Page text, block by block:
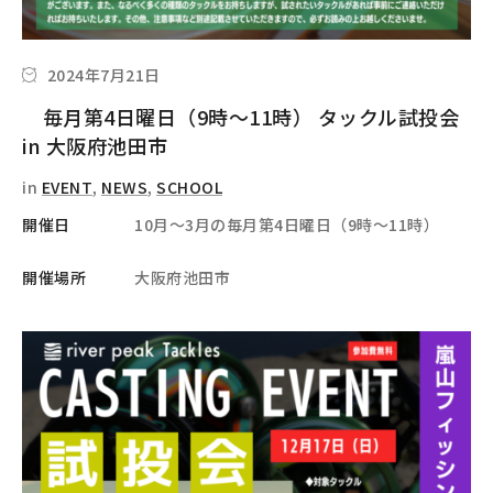
2024年7月21日
毎月第4日曜日（9時～11時） タックル試投会
in 大阪府池田市
in EVENT, NEWS, SCHOOL
開催日
10月～3月の毎月第4日曜日（9時～11時）
開催場所 大阪府池田市